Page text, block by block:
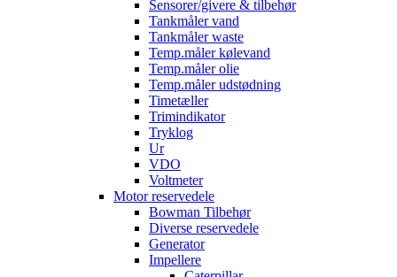
Sensorer/givere & tilbehør
Tankmåler vand
Tankmåler waste
Temp.måler kølevand
Temp.måler olie
Temp.måler udstødning
Timetæller
Trimindikator
Tryklog
Ur
VDO
Voltmeter
Motor reservedele
Bowman Tilbehør
Diverse reservedele
Generator
Impellere